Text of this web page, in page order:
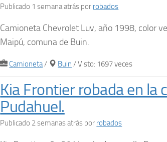
Publicado 1 semana atrás por robados
Camioneta Chevrolet Luv, año 1998, color
Maipú, comuna de Buin.
Camioneta/ Buin / Visto: 1697 veces
Kia Frontier robada en la
Pudahuel.
Publicado 2 semanas atrás por robados